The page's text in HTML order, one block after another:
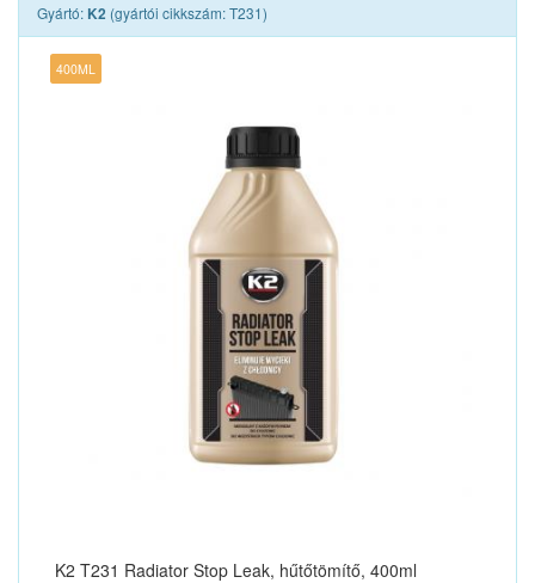
Gyártó: K2 (gyártói cikkszám: T231)
400ML
K2 T231 Radiator Stop Leak, hűtőtömítő, 400ml